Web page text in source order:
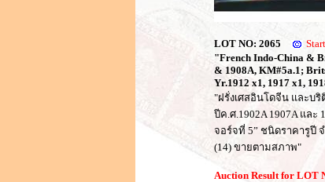
LOT NO: 2065
"French Indo-China &
& 1908A, KM#5a.1;
Yr.1912 x1, 1917 x1,
"ฝรั่งเศสอินโดจีน และบริ
ปีค.ศ.1902A 1907A และ
จอร์จที่ 5” ชนิดราคารูปี จ
(14) ขายตามสภาพ"
Auction Result for LOT